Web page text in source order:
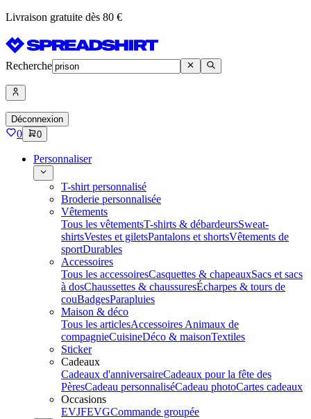
Livraison gratuite dès 80 €
Recherche
Déconnexion
0 0
Personnaliser
T-shirt personnalisé
Broderie personnalisée
Vêtements
Tous les vêtementsT-shirts & débardeursSweat-
shirtsVestes et giletsPantalons et shortsVêtements de
sportDurables
Accessoires
Tous les accessoiresCasquettes & chapeauxSacs et sacs
à dosChaussettes & chaussuresÉcharpes & tours de
couBadgesParapluies
Maison & déco
Tous les articlesAccessoires Animaux de
compagnieCuisineDéco & maisonTextiles
Sticker
Cadeaux
Cadeaux d'anniversaireCadeaux pour la fête des
PèresCadeau personnaliséCadeau photoCartes cadeaux
Occasions
EVJFEVGCommande groupée